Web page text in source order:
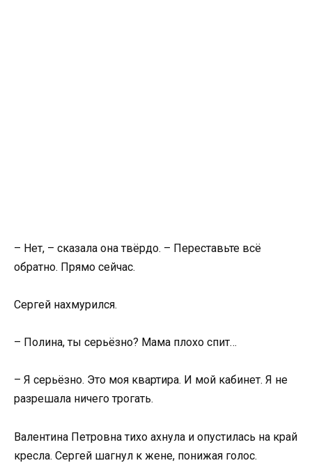
– Нет, – сказала она твёрдо. – Переставьте всё
обратно. Прямо сейчас.
Сергей нахмурился.
– Полина, ты серьёзно? Мама плохо спит…
– Я серьёзно. Это моя квартира. И мой кабинет. Я не
разрешала ничего трогать.
Валентина Петровна тихо ахнула и опустилась на край
кресла. Сергей шагнул к жене, понижая голос.